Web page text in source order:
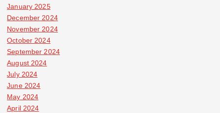
January 2025
December 2024
November 2024
October 2024
September 2024
August 2024
July 2024
June 2024
May 2024
April 2024